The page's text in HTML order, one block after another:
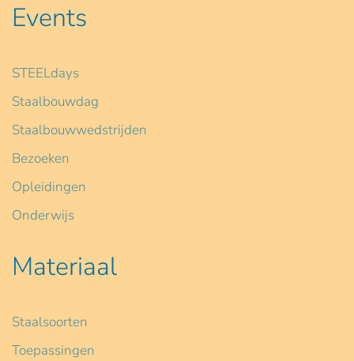
Events
STEELdays
Staalbouwdag
Staalbouwwedstrijden
Bezoeken
Opleidingen
Onderwijs
Materiaal
Staalsoorten
Toepassingen